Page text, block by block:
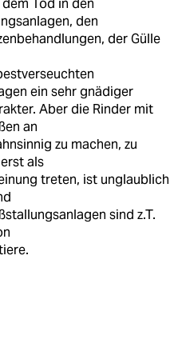
Tod in den
den
der Gülle
ein sehr gnädiger
Aber die Rinder mit
an
zu machen, zu
als
treten, ist unglaublich
sind z.T.